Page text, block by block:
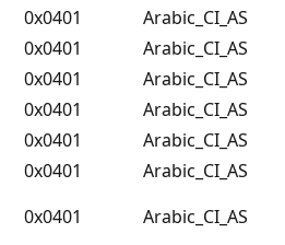
0x0401
Arabic_CI_AS
0x0401
Arabic_CI_AS
0x0401
Arabic_CI_AS
0x0401
Arabic_CI_AS
0x0401
Arabic_CI_AS
0x0401
Arabic_CI_AS
0x0401
Arabic_CI_AS